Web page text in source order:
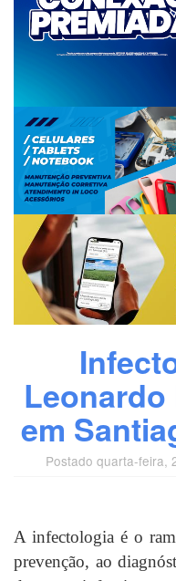
Leonardo
em
Postado quarta-feira,
A infectologia é o
prevenção, ao